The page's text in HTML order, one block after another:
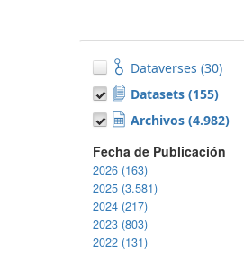
Dataverses (30)
Datasets (155)
Archivos (4.982)
Fecha de Publicación
2026 (163)
2025 (3.581)
2024 (217)
2023 (803)
2022 (131)